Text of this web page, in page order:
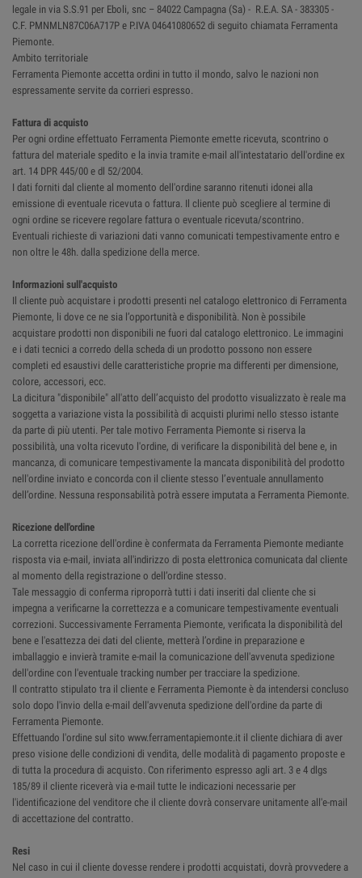
legale in via S.S.91 per Eboli, snc – 84022 Campagna (Sa) - R.E.A. SA - 383305 -
C.F. PMNMLN87C06A717P e P.IVA 04641080652 di seguito chiamata Ferramenta
Piemonte.
Ambito territoriale
Ferramenta Piemonte accetta ordini in tutto il mondo, salvo le nazioni non
espressamente servite da corrieri espresso.
Fattura di acquisto
Per ogni ordine effettuato Ferramenta Piemonte emette ricevuta, scontrino o
fattura del materiale spedito e la invia tramite e-mail all'intestatario dell'ordine ex
art. 14 DPR 445/00 e dl 52/2004.
I dati forniti dal cliente al momento dell'ordine saranno ritenuti idonei alla
emissione di eventuale ricevuta o fattura. Il cliente può scegliere al termine di
ogni ordine se ricevere regolare fattura o eventuale ricevuta/scontrino.
Eventuali richieste di variazioni dati vanno comunicati tempestivamente entro e
non oltre le 48h. dalla spedizione della merce.
Informazioni sull'acquisto
Il cliente può acquistare i prodotti presenti nel catalogo elettronico di Ferramenta
Piemonte, li dove ce ne sia l’opportunità e disponibilità. Non è possibile
acquistare prodotti non disponibili ne fuori dal catalogo elettronico. Le immagini
e i dati tecnici a corredo della scheda di un prodotto possono non essere
completi ed esaustivi delle caratteristiche proprie ma differenti per dimensione,
colore, accessori, ecc.
La dicitura "disponibile" all'atto dell’acquisto del prodotto visualizzato è reale ma
soggetta a variazione vista la possibilità di acquisti plurimi nello stesso istante
da parte di più utenti. Per tale motivo Ferramenta Piemonte si riserva la
possibilità, una volta ricevuto l'ordine, di verificare la disponibilità del bene e, in
mancanza, di comunicare tempestivamente la mancata disponibilità del prodotto
nell'ordine inviato e concorda con il cliente stesso l’eventuale annullamento
dell’ordine. Nessuna responsabilità potrà essere imputata a Ferramenta Piemonte.
Ricezione dell'ordine
La corretta ricezione dell'ordine è confermata da Ferramenta Piemonte mediante
risposta via e-mail, inviata all'indirizzo di posta elettronica comunicata dal cliente
al momento della registrazione o dell’ordine stesso.
Tale messaggio di conferma riproporrà tutti i dati inseriti dal cliente che si
impegna a verificarne la correttezza e a comunicare tempestivamente eventuali
correzioni. Successivamente Ferramenta Piemonte, verificata la disponibilità del
bene e l'esattezza dei dati del cliente, metterà l’ordine in preparazione e
imballaggio e invierà tramite e-mail la comunicazione dell'avvenuta spedizione
dell'ordine con l'eventuale tracking number per tracciare la spedizione.
Il contratto stipulato tra il cliente e Ferramenta Piemonte è da intendersi concluso
solo dopo l'invio della e-mail dell'avvenuta spedizione dell'ordine da parte di
Ferramenta Piemonte.
Effettuando l'ordine sul sito www.ferramentapiemonte.it il cliente dichiara di aver
preso visione delle condizioni di vendita, delle modalità di pagamento proposte e
di tutta la procedura di acquisto. Con riferimento espresso agli art. 3 e 4 dlgs
185/89 il cliente riceverà via e-mail tutte le indicazioni necessarie per
l'identificazione del venditore che il cliente dovrà conservare unitamente all'e-mail
di accettazione del contratto.
Resi
Nel caso in cui il cliente dovesse rendere i prodotti acquistati, dovrà provvedere a